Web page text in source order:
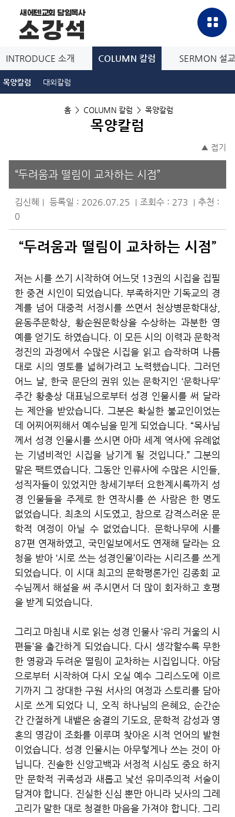
새에덴교회 담임목사
소강석
INTRODUCE 소개 COLUMN 칼럼 SERMON 설교
목양칼럼 대외칼럼
홈 > COLUMN 칼럼 > 목양칼럼
목양칼럼
▲ 접기
“두려움과 떨림이 교차하는 시점”
김신혜 등록일 : 2026.07.25 조회수 : 273
추천 :
0
“두려움과 떨림이 교차하는 시점”
저는 시를 쓰기 시작하여 어느덧 13권의 시집을 집필
한 중견 시인이 되었습니다. 부족하지만 기독교의 경
계를 넘어 대중적 서정시를 쓰면서 천상병문학대상,
윤동주문학상, 황순원문학상을 수상하는 과분한 영
예를 얻기도 하였습니다. 이 모든 시의 이력과 문학적
정진의 과정에서 수많은 시집을 읽고 습작하며 나름
대로 시의 영토를 넓혀가려고 노력했습니다. 그러던
어느 날, 한국 문단의 권위 있는 문학지인 ‘문학나무’
주간 황충상 대표님으로부터 성경 인물시를 써 달라
는 제안을 받았습니다. 그분은 확실한 불교인이었는
데 어찌어찌해서 예수님을 믿게 되었습니다. “목사님
께서 성경 인물시를 쓰시면 아마 세계 역사에 유례없
는 기념비적인 시집을 남기게 될 것입니다.” 그분의
말은 팩트였습니다. 그동안 인류사에 수많은 시인들,
성직자들이 있었지만 창세기부터 요한계시록까지 성
경 인물들을 주제로 한 연작시를 쓴 사람은 한 명도
없었습니다. 최초의 시도였고, 참으로 감격스러운 문
학적 여정이 아닐 수 없었습니다. 문학나무에 시를
87편 연재하였고, 국민일보에서도 연재해 달라는 요
청을 받아 ‘시로 쓰는 성경인물’이라는 시리즈를 쓰게
되었습니다. 이 시대 최고의 문학평론가인 김종회 교
수님께서 해설을 써 주시면서 더 많이 회자하고 호평
을 받게 되었습니다.
그리고 마침내 시로 읽는 성경 인물사 ‘유리 거울의 시
편들’을 출간하게 되었습니다. 다시 생각할수록 무한
한 영광과 두려운 떨림이 교차하는 시집입니다. 아담
으로부터 시작하여 다시 오실 예수 그리스도에 이르
기까지 그 장대한 구원 서사의 여정과 스토리를 담아
시로 쓰게 되었다 니, 오직 하나님의 은혜요, 순간순
간 간절하게 내뱉은 숨결의 기도요, 문학적 감성과 영
혼의 영감이 조화를 이루며 찾아온 시적 언어의 발현
이었습니다. 성경 인물시는 아무렇게나 쓰는 것이 아
닙니다. 진솔한 신앙고백과 서정적 시심도 중요 하지
만 문학적 귀족성과 새롭고 낯선 유미주의적 서술이
담겨야 합니다. 진실한 신심 뿐만 아니라 닛사의 그레
고리가 말한 대로 청결한 마음을 가져야 합니다. 그리